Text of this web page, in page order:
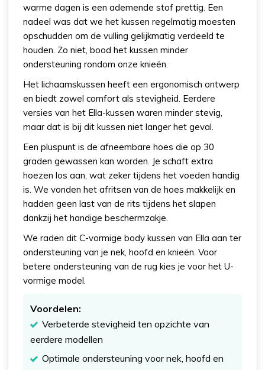
warme dagen is een ademende stof prettig. Een
nadeel was dat we het kussen regelmatig moesten
opschudden om de vulling gelijkmatig verdeeld te
houden. Zo niet, bood het kussen minder
ondersteuning rondom onze knieën.
Het lichaamskussen heeft een ergonomisch ontwerp
en biedt zowel comfort als stevigheid. Eerdere
versies van het Ella-kussen waren minder stevig,
maar dat is bij dit kussen niet langer het geval.
Een pluspunt is de afneembare hoes die op 30
graden gewassen kan worden. Je schaft extra
hoezen los aan, wat zeker tijdens het voeden handig
is. We vonden het afritsen van de hoes makkelijk en
hadden geen last van de rits tijdens het slapen
dankzij het handige beschermzakje.
We raden dit C-vormige body kussen van Ella aan ter
ondersteuning van je nek, hoofd en knieën. Voor
betere ondersteuning van de rug kies je voor het U-
vormige model.
Voordelen:
Verbeterde stevigheid ten opzichte van
eerdere modellen
Optimale ondersteuning voor nek, hoofd en